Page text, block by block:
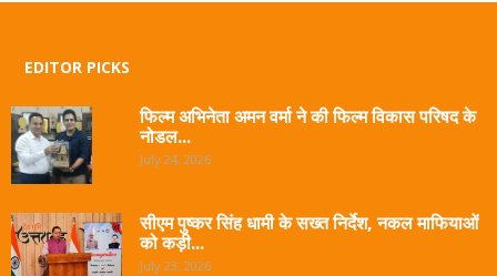
EDITOR PICKS
फिल्म अभिनेता अमन वर्मा ने की फिल्म विकास परिषद के
नोडल...
July 24, 2026
सीएम पुष्कर सिंह धामी के सख्त निर्देश, नकल माफियाओं
को कड़ी...
July 23, 2026